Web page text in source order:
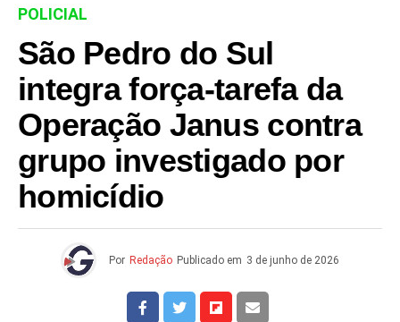
POLICIAL
São Pedro do Sul
integra força-tarefa da
Operação Janus contra
grupo investigado por
homicídio
Por Redação Publicado em 3 de junho de 2026